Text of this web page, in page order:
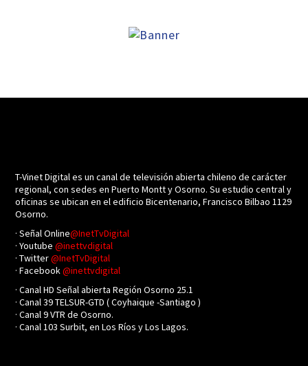
T-Vinet Digital es un canal de televisión abierta chileno de carácter
regional, con sedes en Puerto Montt y Osorno. Su estudio central y
oficinas se ubican en el edificio Bicentenario, Francisco Bilbao 1129
Osorno.
· Señal Online@InetTvDigital
· Youtube@inettvdigital
· Twitter@InetTvDigital
· Facebook@inettvdigital
· Canal HD Señal abierta Región Osorno 25.1
· Canal 39 TELSUR-GTD ( Coyhaique -Santiago )
· Canal 9 VTR de Osorno.
· Canal 103 Surbit, en Los Ríos y Los Lagos.